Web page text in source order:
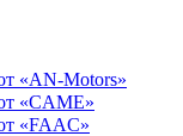
«AN-Motors»
«CAME»
«FAAC»